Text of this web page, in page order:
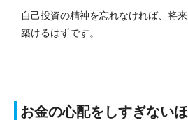
自己投資の精神を忘れなければ、将
築けるはずです。
お金の心配をしすぎない